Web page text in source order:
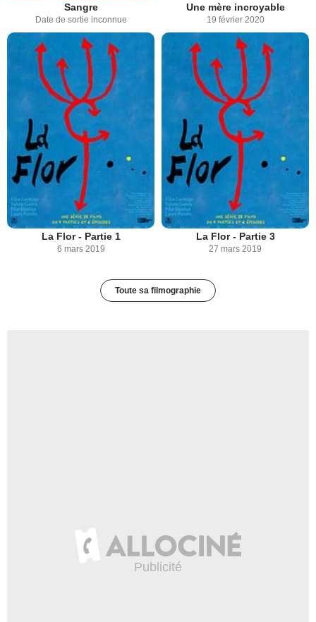
Sangre
Date de sortie inconnue
Une mère incroyable
19 février 2020
La Flor - Partie 1
6 mars 2019
La Flor - Partie 3
27 mars 2019
Toute sa filmographie